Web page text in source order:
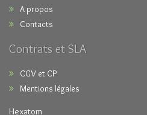
A propos
Contacts
Contrats et SLA
CGV et CP
Mentions légales
Hexatom